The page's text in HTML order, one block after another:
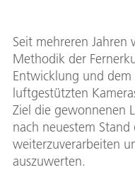
Seit mehreren
Methodik der
Entwicklung und
luftgestützten
Ziel die gewonnenen
nach neuestem
weiterzuverarbeiten
auszuwerten.